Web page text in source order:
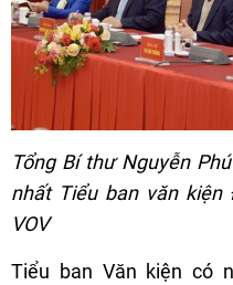
Tổng Bí thư Nguyễn
nhất Tiểu ban văn kiện
VOV
Tiểu ban Văn kiện có